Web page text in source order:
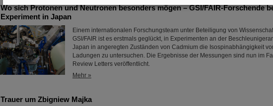
Wo sich Protonen und Neutronen besonders mögen – GSI/FAIR-Forschende
Experiment in Japan
Einem internationalen Forschungsteam unter Beteiligung von
GSI/FAIR ist es erstmals geglückt, in Experimenten an der
Japan in angeregten Zuständen von Cadmium die Isospinabhängigkeit
Ladungen zu untersuchen. Die Ergebnisse der Messungen sind nun im
Review Letters veröffentlicht.
Mehr »
Trauer um Zbigniew Majka